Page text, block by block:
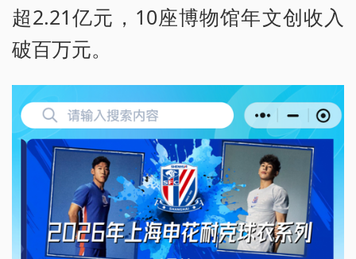
超2.21亿元，10座博物馆年文创收入
破百万元。